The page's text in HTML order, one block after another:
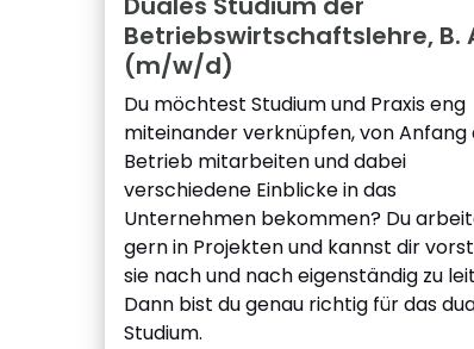
Betriebswirtschaftslehre, B.
(m/w/d)
Du möchtest Studium und Praxis eng
miteinander verknüpfen, von Anfang
Betrieb mitarbeiten und dabei
verschiedene Einblicke in das
Unternehmen bekommen? Du
gern in Projekten und kannst dir
sie nach und nach eigenständig zu
Dann bist du genau richtig für das
Studium.